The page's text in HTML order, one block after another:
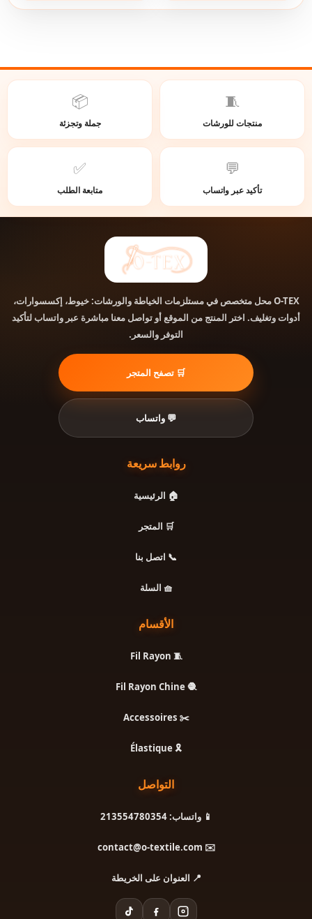
🧵
منتجات للورشات
📦
جملة وتجزئة
💬
تأكيد عبر واتساب
✅
متابعة الطلب
O-TEXمحل متخصص في مستلزمات الخياطة والورشات: خيوط، إكسسوارات،
أدوات وتغليف. اختر المنتج من الموقع أو تواصل معنا مباشرة عبر واتساب لتأكيد
التوفر والسعر.
🛒 تصفح المتجر
💬 واتساب
روابط سريعة
🏠 الرئيسية
🛒 المتجر
📞 اتصل بنا
🧺 السلة
الأقسام
🧵 Fil Rayon
🧶 Fil Rayon Chine
✂️ Accessoires
🎗️ Élastique
التواصل
📱 واتساب: 213554780354
✉️ contact@o-textile.com
📍 العنوان على الخريطة